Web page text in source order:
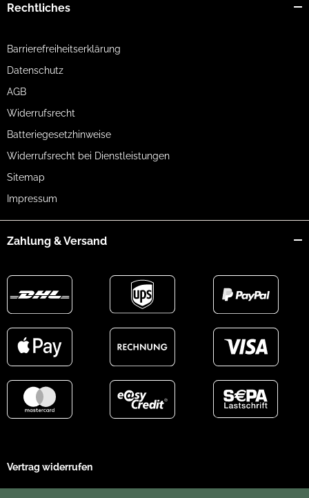
Rechtliches
Barrierefreiheitserklärung
Datenschutz
AGB
Widerrufsrecht
Batteriegesetzhinweise
Widerrufsrecht bei Dienstleistungen
Sitemap
Impressum
Zahlung & Versand
Vertrag widerrufen